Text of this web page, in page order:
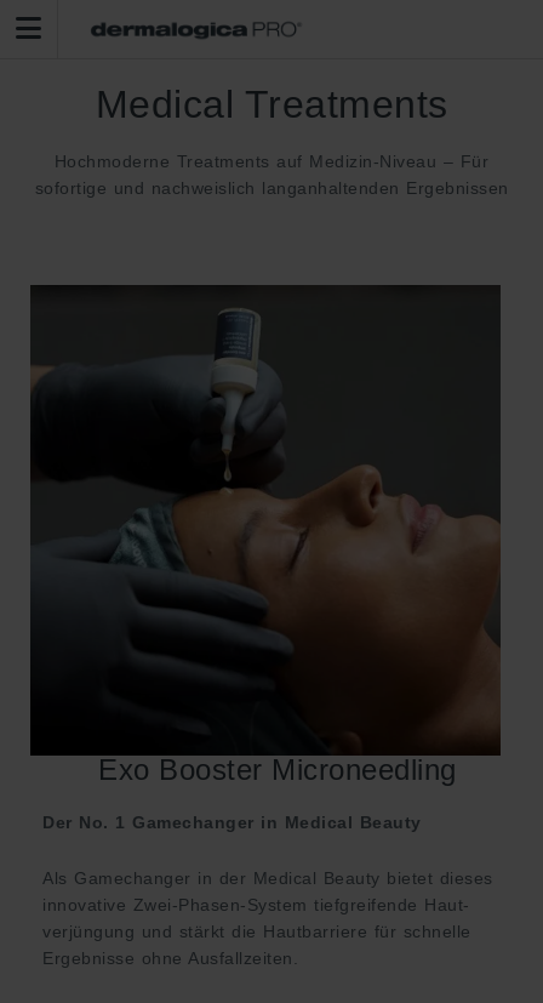
Medical Treatments
Hochmoderne Treatments auf Medizin-Niveau – Für
sofortige und nachweislich langanhaltenden Ergebnissen
Exo Booster Microneedling
Der No. 1 Gamechanger in Medical Beauty
Als Game­changer in der Medical Beauty bietet dieses
innovative Zwei-Phasen-System tiefgreifende Haut­
verjüngung und stärkt die Haut­barriere für schnelle
Ergeb­nisse ohne Ausfall­zeiten.